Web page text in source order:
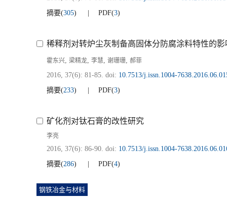
摘要(305) PDF(3)
稀释剂对转炉尘灰制备高固体分防腐涂料特性的影
霍东兴, 梁精龙, 李慧, 谢珊珊, 郝菲
2016, 37(6): 81-85. doi: 10.7513/j.issn.1004-
摘要(233) PDF(3)
矿化剂对钛石膏的改性研究
李亮
2016, 37(6): 86-90. doi: 10.7513/j.issn.1004-
摘要(286) PDF(4)
钢铁冶金与材料